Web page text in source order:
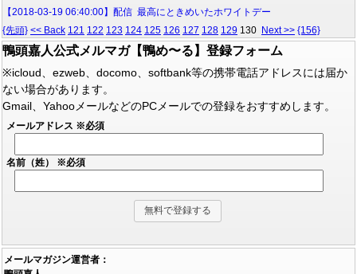
【2018-03-19 06:40:00】配信 最高にときめいたホワイトデー
{先頭} << Back 121 122 123 124 125 126 127 128 129 130 Next >> {156}
鴨頭嘉人公式メルマガ【鴨め〜る】登録フォーム
※icloud、ezweb、docomo、softbank等の携帯電話アドレスには届か
ない場合があります。
Gmail、YahooメールなどのPCメールでの登録をおすすめします。
メールアドレス ※必須
名前（姓） ※必須
メールマガジン運営者：